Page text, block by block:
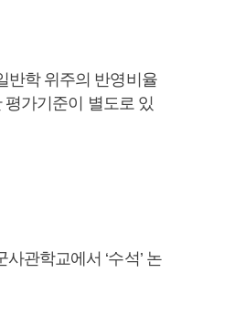
반학 위주의 반영비율
평가기준이 별도로 있
관학교에서 ‘수석’ 논